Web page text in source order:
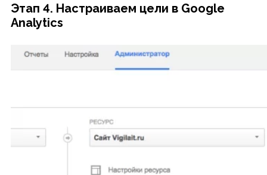
Этап 4. Настраиваем цели в Google
Analytics